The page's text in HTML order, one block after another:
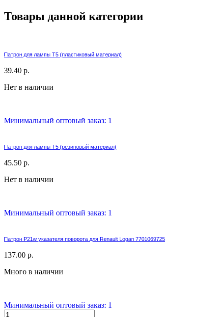
Товары данной категории
Патрон для лампы T5 (пластиковый материал)
39.40 р.
Нет в наличии
Минимальный оптовый заказ: 1
Патрон для лампы T5 (резиновый материал)
45.50 р.
Нет в наличии
Минимальный оптовый заказ: 1
Патрон P21w указателя поворота для Renault Logan 7701069725
137.00 р.
Много в наличии
Минимальный оптовый заказ: 1